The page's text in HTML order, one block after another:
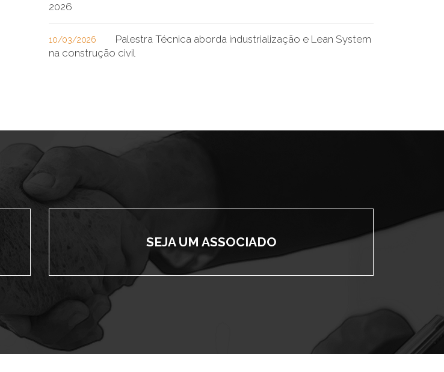
2026
10/03/2026
Palestra Técnica aborda industrialização e Lean System
na construção civil
SEJA UM ASSOCIADO